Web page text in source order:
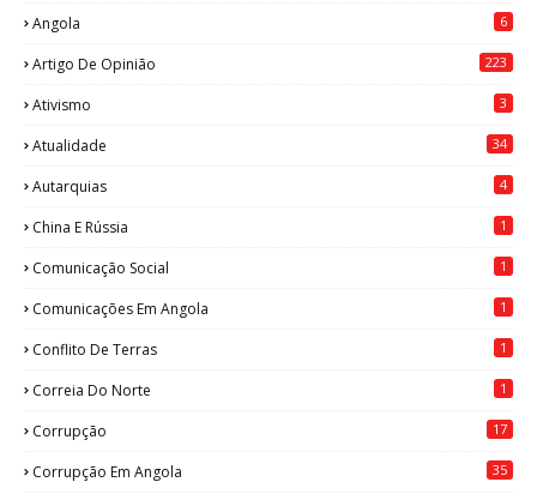
Angola 6
Artigo De Opinião 223
Ativismo 3
Atualidade 34
Autarquias 4
China E Rússia 1
Comunicação Social 1
Comunicações Em Angola 1
Conflito De Terras 1
Correia Do Norte 1
Corrupção 17
Corrupção Em Angola 35